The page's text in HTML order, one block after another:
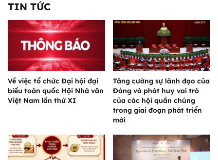
TIN TỨC
Về việc tổ chức Đại hội đại
biểu toàn quốc Hội Nhà văn
Việt Nam lần thứ XI
Tăng cường sự lãnh đạo của
Đảng và phát huy vai trò
của các hội quần chúng
trong giai đoạn phát triển
mới